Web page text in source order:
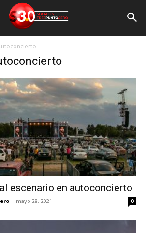
escenario en autoconcierto
- mayo 28, 2021 0